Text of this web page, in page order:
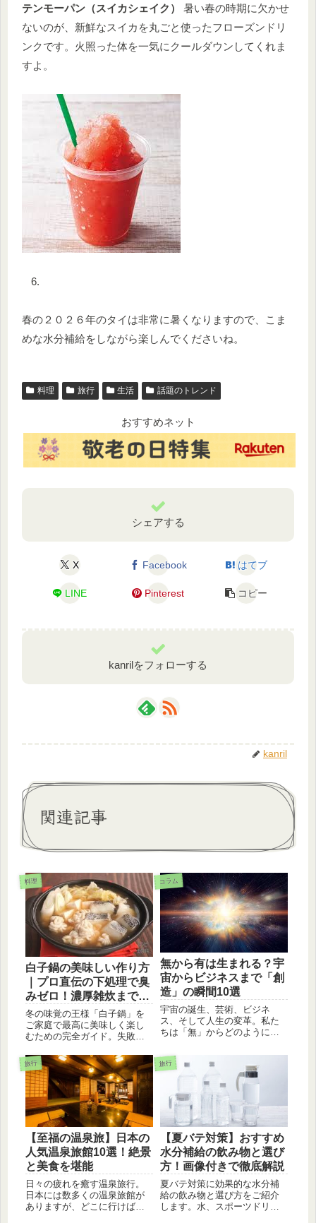
テンモーパン（スイカシェイク）
暑い春の時期に欠かせ
ないのが、新鮮なスイカを丸ごと使ったフローズンドリ
ンクです。火照った体を一気にクールダウンしてくれま
すよ。
春の２０２６年のタイは非常に暑くなりますので、こま
めな水分補給をしながら楽しんでくださいね。
料理 旅行 生活 話題のトレンド
おすすめネット
シェアする
X Facebook はてブ
LINE Pinterest コピー
kanrilをフォローする
kanril
関連記事
料理
白子鍋の美味しい作り方
｜プロ直伝の下処理で臭
みゼロ！濃厚雑炊まで完
全解説
冬の味覚の王様「白子鍋」を
ご家庭で最高に美味しく楽し
むための完全ガイド。失敗し
選び方から、生臭さを完全に
消す丁寧な下処理のコツ、相
性抜群の具材、そして旨味が
凝縮されたシメの濃厚雑炊レ
シピまで詳しく教えますね。
コラム
無から有は生まれる？宇
宙からビジネスまで「創
造」の瞬間10選
宇宙の誕生、芸術、ビジネ
ス、そして人生の変革。私た
ちは「無」からどのようにし
でしょうか？この記事では、
科学的視点やクリエイティブ
な思考法を通して、無という
「可能性の宝庫」から何かを
創り出す10の瞬間を紐解きま
す。
旅行
【至福の温泉旅】日本の
人気温泉旅館10選！絶景
と美食を堪能
日々の疲れを癒す温泉旅行。
日本には数多くの温泉旅館が
ありますが、どこに行けば良
旅行
【夏バテ対策】おすすめ
水分補給の飲み物と選び
方！画像付きで徹底解説
夏バテ対策に効果的な水分補
給の飲み物と選び方をご紹介
します。水、スポーツドリン